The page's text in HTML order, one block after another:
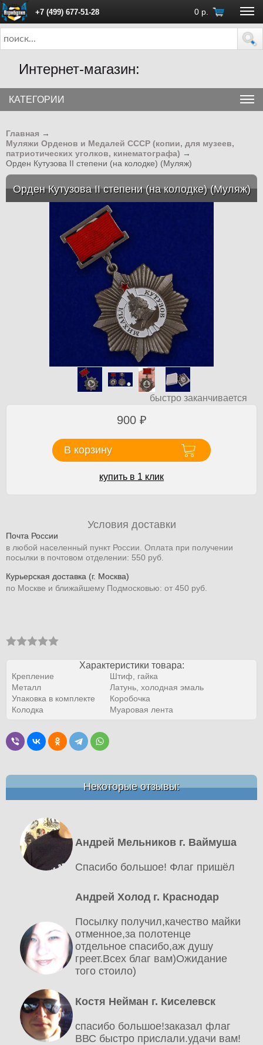
+7 (499) 677-51-28 0 р.
ПН - ПТ с 10:00 до 18:00 (Москва)
Интернет-магазин:
КАТЕГОРИИ
Главная →
Муляжи Орденов и Медалей СССР (копии, для музеев,
патриотических уголков, кинематографа) →
Орден Кутузова II степени (на колодке) (Муляж)
Орден Кутузова II степени (на колодке) (Муляж)
быстро заканчивается
900 ₽
В корзину
купить в 1 клик
Условия доставки
Почта России
в любой населенный пункт России. Оплата при получении
посылки в почтовом отделении: 550 руб.
Курьерская доставка (г. Москва)
по Москве и ближайшему Подмосковью: от 450 руб.
Характеристики товара:
Крепление
Штиф, гайка
Металл
Латунь, холодная эмаль
Упаковка в комплекте
Коробочка
Колодка
Муаровая лента
Некоторые отзывы:
Андрей Мельников г. Ваймуша
Спасибо большое! Флаг пришёл
Андрей Холод г. Краснодар
Посылку получил,качество майки
отменное,за полотенце
отдельное спасибо,аж душу
греет.Всех благ вам)Ожидание
того стоило)
Костя Нейман г. Киселевск
спасибо большое!заказал флаг
ВВС быстро прислали.удачи вам!